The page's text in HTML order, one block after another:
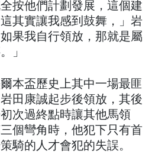
按他們計劃發展，這個建
其實讓我感到鼓舞，」岩
果我自行領放，那就是屬
」
本盃歷史上其中一場最匪
田康誠起步後領放，其後
次過終點時讓其他馬領
個彎角時，他犯下只有首
騎的人才會犯的失誤。